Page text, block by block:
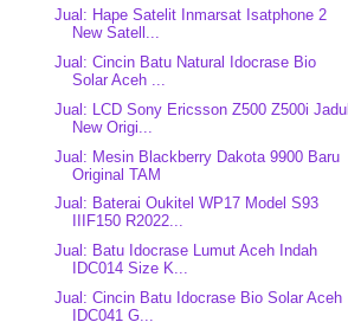
Jual: Hape Satelit Inmarsat Isatphone 2
New Satell...
Jual: Cincin Batu Natural Idocrase Bio
Solar Aceh ...
Jual: LCD Sony Ericsson Z500 Z500i Jadul
New Origi...
Jual: Mesin Blackberry Dakota 9900 Baru
Original TAM
Jual: Baterai Oukitel WP17 Model S93
IIIF150 R2022...
Jual: Batu Idocrase Lumut Aceh Indah
IDC014 Size K...
Jual: Cincin Batu Idocrase Bio Solar Aceh
IDC041 G...